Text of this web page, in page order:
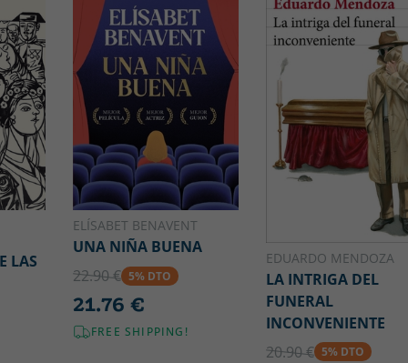
LAS
ELÍSABET BENAVENT
UNA NIÑA BUENA
22.90 € 5% DTO
21.76 €
FREE SHIPPING!
EDUARDO MENDOZA
LA INTRIGA DEL
FUNERAL
INCONVENIENTE
20.90 € 5% DTO